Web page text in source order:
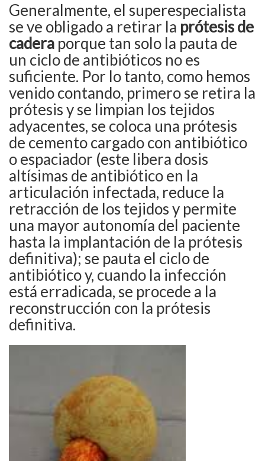
Generalmente, el superespecialista
se ve obligado a retirar la prótesis de
cadera porque tan solo la pauta de
un ciclo de antibióticos no es
suficiente. Por lo tanto, como hemos
venido contando, primero se retira la
prótesis y se limpian los tejidos
adyacentes, se coloca una prótesis
de cemento cargado con antibiótico
o espaciador (este libera dosis
altísimas de antibiótico en la
articulación infectada, reduce la
retracción de los tejidos y permite
una mayor autonomía del paciente
hasta la implantación de la prótesis
definitiva); se pauta el ciclo de
antibiótico y, cuando la infección
está erradicada, se procede a la
reconstrucción con la prótesis
definitiva.